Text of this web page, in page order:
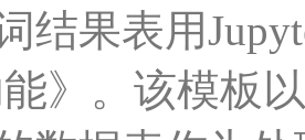
结果表用
》。该模板